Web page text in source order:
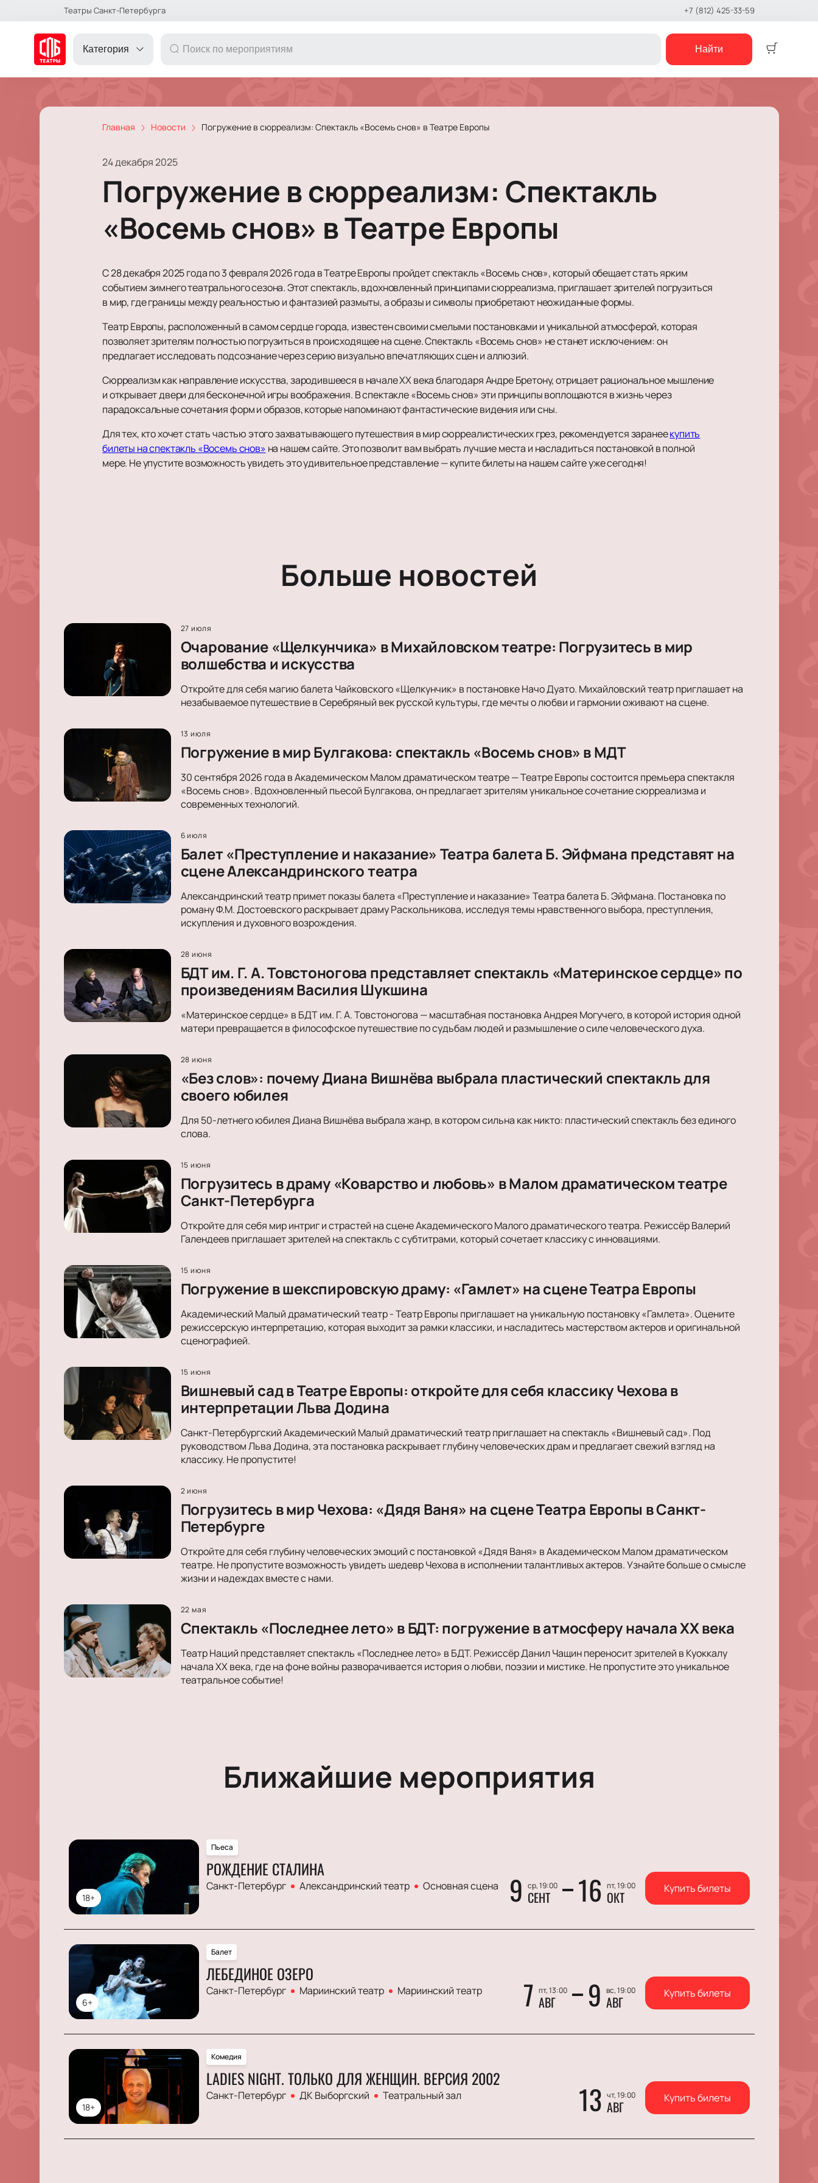
Театры Санкт-Петербурга +7 (812) 425-33-59
Категория
КОНЦЕРТ
ДЕТЯМ
Сертификат
Шоу
Инди
Новогодние концерты
Детский квест
Театр
Драма
Спектакль
Балет
Пьеса
Опера
Музыкальный спектакль
Моноспектакль
Трагикомедия
Оперетта
Иммерсивный спектакль
Дополнительно
Афиша и Билеты
Театры
Новости
Популярное
Балет ЩелкунчикТеатр балета Б. Эйфмана
«Чайка. Балетная история»
VIP-Билеты
Гастроли
Театр балета Эйфмана
Щелкунчик
Балет Эйфмана «Преступление
и наказание»
Найти
Главная Новости Погружение в сюрреализм: Спектакль «Восемь снов» в Театре Европы
24 декабря 2025
Погружение в сюрреализм: Спектакль
«Восемь снов» в Театре Европы
С 28 декабря 2025 года по 3 февраля 2026 года в Театре Европы пройдет спектакль «Восемь снов», который обещает стать ярким
событием зимнего театрального сезона. Этот спектакль, вдохновленный принципами сюрреализма, приглашает зрителей погрузиться
в мир, где границы между реальностью и фантазией размыты, а образы и символы приобретают неожиданные формы.
Театр Европы, расположенный в самом сердце города, известен своими смелыми постановками и уникальной атмосферой, которая
позволяет зрителям полностью погрузиться в происходящее на сцене. Спектакль «Восемь снов» не станет исключением: он
предлагает исследовать подсознание через серию визуально впечатляющих сцен и аллюзий.
Сюрреализм как направление искусства, зародившееся в начале XX века благодаря Андре Бретону, отрицает рациональное мышление
и открывает двери для бесконечной игры воображения. В спектакле «Восемь снов» эти принципы воплощаются в жизнь через
парадоксальные сочетания форм и образов, которые напоминают фантастические видения или сны.
Для тех, кто хочет стать частью этого захватывающего путешествия в мир сюрреалистических грез, рекомендуется заранеекупить
билеты на спектакль «Восемь снов» на нашем сайте. Это позволит вам выбрать лучшие места и насладиться постановкой в полной
мере. Не упустите возможность увидеть это удивительное представление — купите билеты на нашем сайте уже сегодня!
Больше новостей
27 июля
Очарование «Щелкунчика» в Михайловском театре: Погрузитесь в мир
волшебства и искусства
Откройте для себя магию балета Чайковского «Щелкунчик» в постановке Начо Дуато. Михайловский театр приглашает на
незабываемое путешествие в Серебряный век русской культуры, где мечты о любви и гармонии оживают на сцене.
13 июля
Погружение в мир Булгакова: спектакль «Восемь снов» в МДТ
30 сентября 2026 года в Академическом Малом драматическом театре — Театре Европы состоится премьера спектакля
«Восемь снов». Вдохновленный пьесой Булгакова, он предлагает зрителям уникальное сочетание сюрреализма и
современных технологий.
6 июля
Балет «Преступление и наказание» Театра балета Б. Эйфмана представят на
сцене Александринского театра
Александринский театр примет показы балета «Преступление и наказание» Театра балета Б. Эйфмана. Постановка по
роману Ф.М. Достоевского раскрывает драму Раскольникова, исследуя темы нравственного выбора, преступления,
искупления и духовного возрождения.
28 июня
БДТ им. Г. А. Товстоногова представляет спектакль «Материнское сердце» по
произведениям Василия Шукшина
«Материнское сердце» в БДТ им. Г. А. Товстоногова — масштабная постановка Андрея Могучего, в которой история одной
матери превращается в философское путешествие по судьбам людей и размышление о силе человеческого духа.
28 июня
«Без слов»: почему Диана Вишнёва выбрала пластический спектакль для
своего юбилея
Для 50-летнего юбилея Диана Вишнёва выбрала жанр, в котором сильна как никто: пластический спектакль без единого
слова.
15 июня
Погрузитесь в драму «Коварство и любовь» в Малом драматическом театре
Санкт-Петербурга
Откройте для себя мир интриг и страстей на сцене Академического Малого драматического театра. Режиссёр Валерий
Галендеев приглашает зрителей на спектакль с субтитрами, который сочетает классику с инновациями.
15 июня
Погружение в шекспировскую драму: «Гамлет» на сцене Театра Европы
Академический Малый драматический театр - Театр Европы приглашает на уникальную постановку «Гамлета». Оцените
режиссерскую интерпретацию, которая выходит за рамки классики, и насладитесь мастерством актеров и оригинальной
сценографией.
15 июня
Вишневый сад в Театре Европы: откройте для себя классику Чехова в
интерпретации Льва Додина
Санкт-Петербургский Академический Малый драматический театр приглашает на спектакль «Вишневый сад». Под
руководством Льва Додина, эта постановка раскрывает глубину человеческих драм и предлагает свежий взгляд на
классику. Не пропустите!
2 июня
Погрузитесь в мир Чехова: «Дядя Ваня» на сцене Театра Европы в Санкт-
Петербурге
Откройте для себя глубину человеческих эмоций с постановкой «Дядя Ваня» в Академическом Малом драматическом
театре. Не пропустите возможность увидеть шедевр Чехова в исполнении талантливых актеров. Узнайте больше о смысле
жизни и надеждах вместе с нами.
22 мая
Спектакль «Последнее лето» в БДТ: погружение в атмосферу начала XX века
Театр Наций представляет спектакль «Последнее лето» в БДТ. Режиссёр Данил Чащин переносит зрителей в Куоккалу
начала XX века, где на фоне войны разворачивается история о любви, поэзии и мистике. Не пропустите это уникальное
театральное событие!
Ближайшие мероприятия
18+
Пьеса
РОЖДЕНИЕ СТАЛИНА
Санкт-Петербург Александринский театр Основная сцена 9 ср, 19:00
СЕНТ 16 пт, 19:00
ОКТ Купить билеты
6+
Балет
ЛЕБЕДИНОЕ ОЗЕРО
Санкт-Петербург Мариинский театр Мариинский театр 7 пт, 13:00
АВГ 9 вс, 19:00
АВГ Купить билеты
18+
Комедия
LADIES NIGHT. ТОЛЬКО ДЛЯ ЖЕНЩИН. ВЕРСИЯ 2002
Санкт-Петербург ДК Выборгский Театральный зал 13 чт, 19:00
АВГ Купить билеты